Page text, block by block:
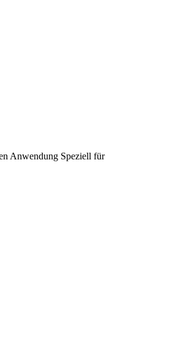
Anwendung Speziell für